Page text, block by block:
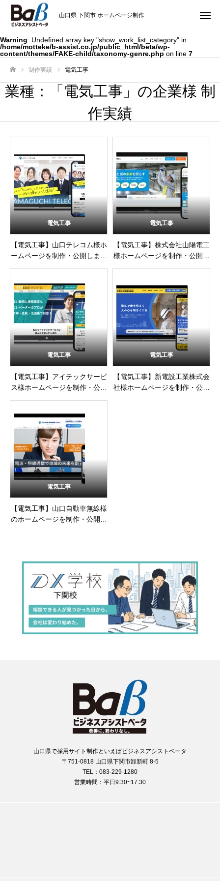
山口県 下関市 ホームページ制作
Warning: Undefined array key "show_work_list_category" in
/home/motteke/b-assist.co.jp/public_html/beta/wp-
content/themes/FAKE-child/taxonomy-genre.php on line 7
制作実績 電気工事
業種：「電気工事」の企業様 制
作実績
電気工事
【電気工事】山口テレコム様ホ
ームページを制作・公開しまし
電気工事
【電気工事】株式会社山陽電工
様ホームページを制作・公開し
電気工事
【電気工事】アイテックサービ
ス様ホームページを制作・公開
電気工事
【電気工事】新電設工業株式会
社様ホームページを制作・公開
電気工事
【電気工事】山口自動車無線様
のホームページを制作・公開し
山口県で採用サイト制作といえばビジネスアシストベータ
〒751-0818 山口県下関市卸新町 8-5
TEL：083-229-1280
営業時間：平日9:30~17:30